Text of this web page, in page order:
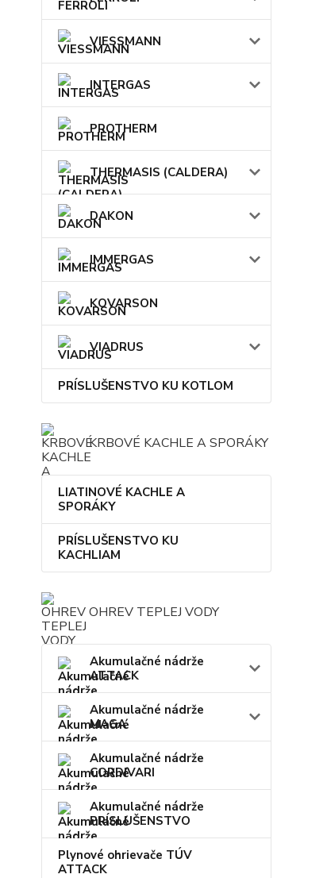
VIESSMANN
INTERGAS
PROTHERM
THERMASIS (CALDERA)
DAKON
IMMERGAS
KOVARSON
VIADRUS
PRÍSLUŠENSTVO KU KOTLOM
KRBOVÉ KACHLE A SPORÁKY
LIATINOVÉ KACHLE A
SPORÁKY
PRÍSLUŠENSTVO KU
KACHLIAM
OHREV TEPLEJ VODY
Akumulačné nádrže
ATTACK
Akumulačné nádrže
MAGA
Akumulačné nádrže
CORDIVARI
Akumulačné nádrže
PRÍSLUŠENSTVO
Plynové ohrievače TÚV
ATTACK